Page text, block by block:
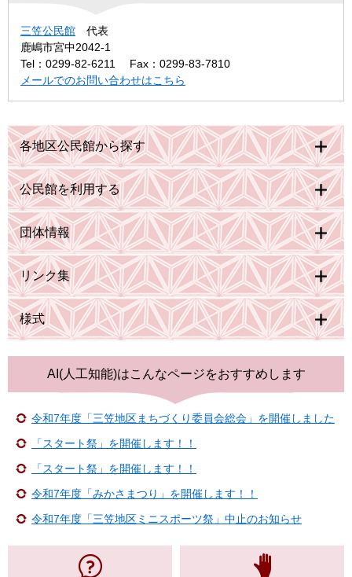
三笠公民館
代表
鹿嶋市宮中2042-1
Tel：0299-82-6211
Fax：0299-83-7810
メールでのお問い合わせはこちら
各地区公民館から探す
公民館を利用する
団体情報
リンク集
様式
AI(人工知能)はこんなページをおすすめします
令和7年度「三笠地区まちづくり委員会総会」を開催しました
「スタート祭」を開催します！！
「スタート祭」を開催します！！
令和7年度「みかさまつり」を開催します！！
令和7年度「三笠地区ミニスポーツ祭」中止のお知らせ